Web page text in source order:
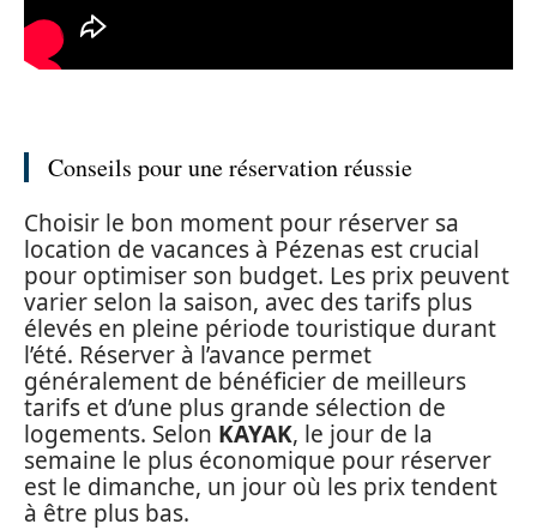
Conseils pour une réservation réussie
Choisir le bon moment pour réserver sa
location de vacances à Pézenas est crucial
pour optimiser son budget. Les prix peuvent
varier selon la saison, avec des tarifs plus
élevés en pleine période touristique durant
l’été. Réserver à l’avance permet
généralement de bénéficier de meilleurs
tarifs et d’une plus grande sélection de
logements. Selon KAYAK, le jour de la
semaine le plus économique pour réserver
est le dimanche, un jour où les prix tendent
à être plus bas.